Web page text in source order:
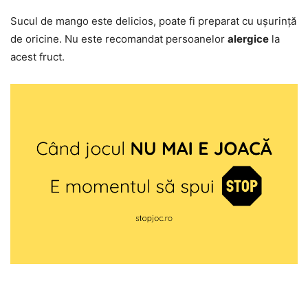
Sucul de mango este delicios, poate fi preparat cu ușurință
de oricine. Nu este recomandat persoanelor alergice la
acest fruct.